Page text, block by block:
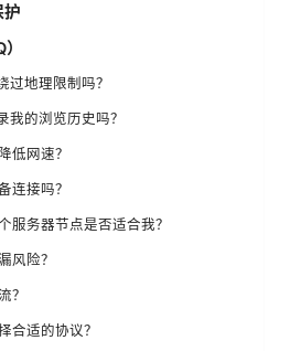
护
过地理限制吗？
我的浏览历史吗？
低网速？
连接吗？
服务器节点是否适合我？
风险？
？
合适的协议？